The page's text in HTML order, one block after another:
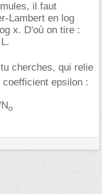
il faut
Lambert en log
x. D'où on tire :
cherches, qui relie
coefficient epsilon :
o